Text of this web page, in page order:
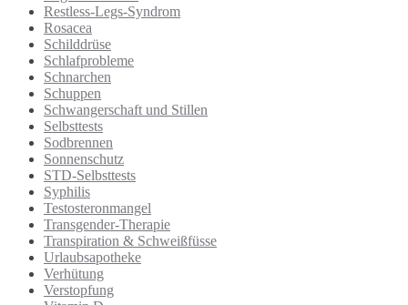
Restless-Legs-Syndrom
Rosacea
Schilddrüse
Schlafprobleme
Schnarchen
Schuppen
Schwangerschaft und Stillen
Selbsttests
Sodbrennen
Sonnenschutz
STD-Selbsttests
Syphilis
Testosteronmangel
Transgender-Therapie
Transpiration & Schweißfüsse
Urlaubsapotheke
Verhütung
Verstopfung